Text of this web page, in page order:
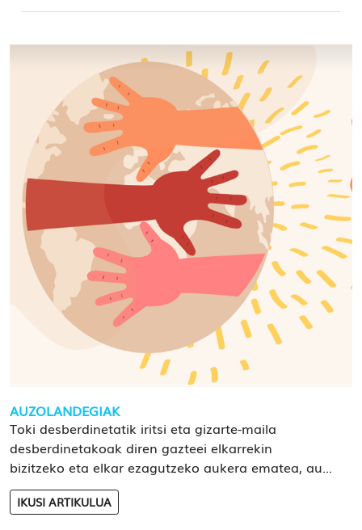
AUZOLANDEGIAK
Toki desberdinetatik iritsi eta gizarte-maila
desberdinetakoak diren gazteei elkarrekin
bizitzeko eta elkar ezagutzeko aukera ematea, au...
IKUSI ARTIKULUA